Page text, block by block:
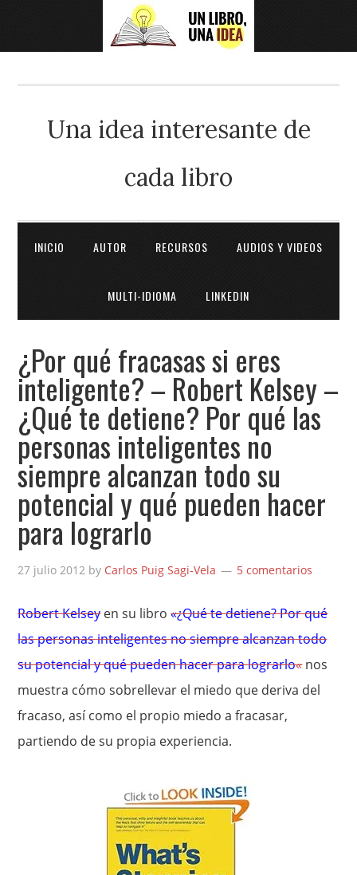
Una idea interesante de
cada libro
INICIO AUTOR RECURSOS AUDIOS Y VIDEOS
MULTI-IDIOMA LINKEDIN
¿Por qué fracasas si eres
inteligente? – Robert Kelsey –
¿Qué te detiene? Por qué las
personas inteligentes no
siempre alcanzan todo su
potencial y qué pueden hacer
para lograrlo
27 julio 2012 by Carlos Puig Sagi-Vela 5 comentarios
Robert Kelseyen su libro«¿Qué te detiene? Por qué
las personas inteligentes no siempre alcanzan todo
su potencial y qué pueden hacer para lograrlo«nos
muestra cómo sobrellevar el miedo que deriva del
fracaso, así como el propio miedo a fracasar,
partiendo de su propia experiencia.